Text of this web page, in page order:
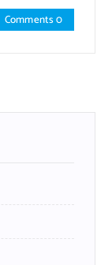
Comments 0